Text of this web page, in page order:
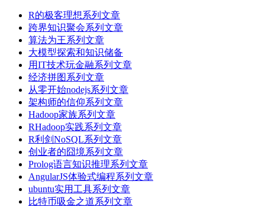
R的极客理想系列文章
跨界知识聚会系列文章
算法为王系列文章
大模型探索和知识储备
用IT技术玩金融系列文章
经济拼图系列文章
从零开始nodejs系列文章
架构师的信仰系列文章
Hadoop家族系列文章
RHadoop实践系列文章
R利剑NoSQL系列文章
创业者的囧境系列文章
Prolog语言知识推理系列文章
AngularJS体验式编程系列文章
ubuntu实用工具系列文章
比特币吸金之道系列文章